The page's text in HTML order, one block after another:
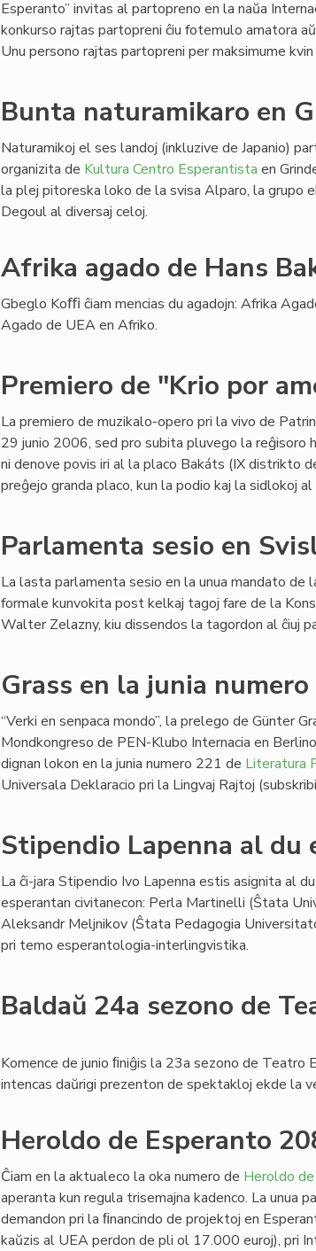
Esperanto” invitas al partopreno en la naŭa
konkurso rajtas partopreni ĉiu fotemulo amatora
Unu persono rajtas partopreni per maksimume
Bunta naturamikaro en
Naturamikoj el ses landoj (inkluzive de Japanio)
organizita de Kultura Centro Esperantista en
la plej pitoreska loko de la svisa Alparo, la grupo
Degoul al diversaj celoj.
Afrika agado de Hans
Gbeglo Koﬃ ĉiam mencias du agadojn: Afrika
Agado de UEA en Afriko.
Premiero de "Krio por
La premiero de muzikalo-opero pri la vivo de
29 junio 2006, sed pro subita pluvego la reĝisoro
ni denove povis iri al la placo Bakáts (IX distrikto
preĝejo granda placo, kun la podio kaj la sidlokoj
Parlamenta sesio en
La lasta parlamenta sesio en la unua mandato de
formale kunvokita post kelkaj tagoj fare de la
Walter Zelazny, kiu dissendos la tagordon al ĉiuj
Grass en la junia
“Verki en senpaca mondo”, la prelego de Günter
Mondkongreso de PEN-Klubo Internacia en
dignan lokon en la junia numero 221 de Literatura
Universala Deklaracio pri la Lingvaj Rajtoj
Stipendio Lapenna al du
La ĉi-jara Stipendio Ivo Lapenna estis asignita al
esperantan civitanecon: Perla Martinelli (Ŝtata
Aleksandr Meljnikov (Ŝtata Pedagogia
pri temo esperantologia-interlingvistika.
Baldaŭ 24a sezono de
Komence de junio ﬁniĝis la 23a sezono de Teatro
intencas daŭrigi prezenton de spektakloj ekde la
Heroldo de Esperanto
Ĉiam en la aktualeco la oka numero de Heroldo
aperanta kun regula trisemajna kadenco. La unua
demandon pri la ﬁnancindo de projektoj en
kaŭzis al UEA perdon de pli ol 17.000 euroj), pri